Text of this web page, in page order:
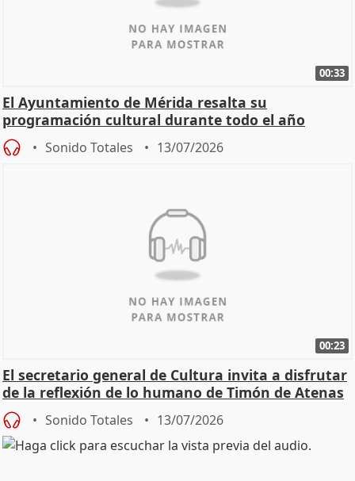
00:33
El Ayuntamiento de Mérida resalta su
programación cultural durante todo el año
Sonido Totales 13/07/2026
00:23
El secretario general de Cultura invita a disfrutar
de la reflexión de lo humano de Timón de Atenas
Sonido Totales 13/07/2026